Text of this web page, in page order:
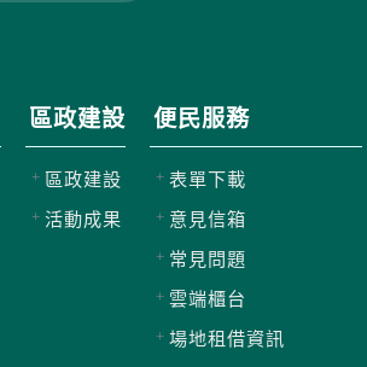
區政建設
區政建設
活動成果
便民服務
表單下載
意見信箱
常見問題
雲端櫃台
場地租借資訊